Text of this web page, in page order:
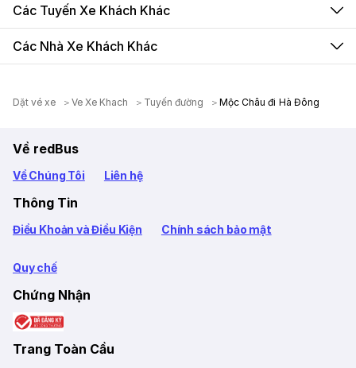
Các Tuyến Xe Khách Khác
Các Nhà Xe Khách Khác
Dặt vé xe Ve Xe Khach Tuyến đường Mộc Châu đi Hà Đông
Về redBus
Về Chúng Tôi Liên hệ
Thông Tin
Điều Khoản và Điều Kiện Chính sách bảo mật
Quy chế
Chứng Nhận
Trang Toàn Cầu